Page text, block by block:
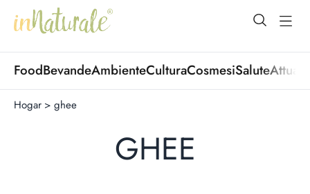
open
FoodBevandeAmbienteCulturaCosmesiSalute
Hogar > ghee
GHEE